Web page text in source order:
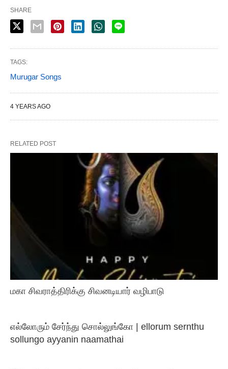
SHARE
TAGS:
Murugar Songs
4 YEARS AGO
RELATED POST
மகா சிவராத்திரிக்கு சிவனடியார் வழிபாடு
எல்லோரும் சேர்ந்து சொல்லுங்கோ | ellorum sernthu
sollungo ayyanin naamathai